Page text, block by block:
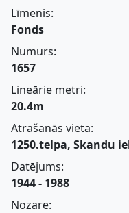
Līmenis:
Fonds
Numurs:
1657
Lineārie metri:
20.4m
Atrašanās vieta:
1250.telpa, Skandu
Datējums:
1944 - 1988
Nozare: